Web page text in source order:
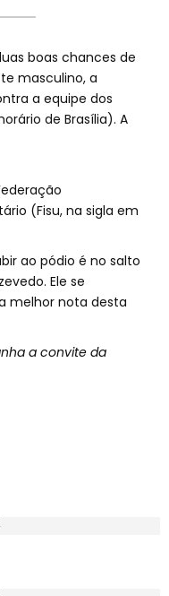
boas chances de
masculino, a
a equipe dos
de Brasília). A
(Fisu, na sigla em
ao pódio é no salto
Ele se
melhor nota desta
a convite da